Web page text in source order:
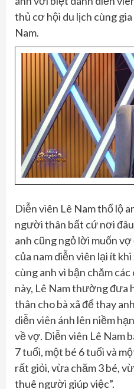
thủ cơ hội du lịch cùng
Nam.
Diễn viên Lê Nam thổ lộ
người thân bất cứ nơi
anh cũng ngỏ lời muốn
của nam diễn viên lại ít
cùng anh vì bận chăm
này, Lê Nam thường đưa
thân cho bà xã để thay
diễn viên ánh lên niềm
về vợ. Diễn viên Lê Nam
7 tuổi, một bé 6 tuổi và
rất giỏi, vừa chăm 3 bé,
thuê người giúp việc”.